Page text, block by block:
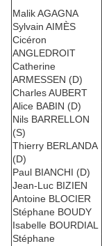
Malik AGAGNA
Sylvain AIMÈS
Cicéron
ANGLEDROIT
Catherine
ARMESSEN (D)
Charles AUBERT
Alice BABIN (D)
Nils BARRELLON
(S)
Thierry BERLANDA
(D)
Paul BIANCHI (D)
Jean-Luc BIZIEN
Antoine BLOCIER
Stéphane BOUDY
Isabelle BOURDIAL
Stéphane